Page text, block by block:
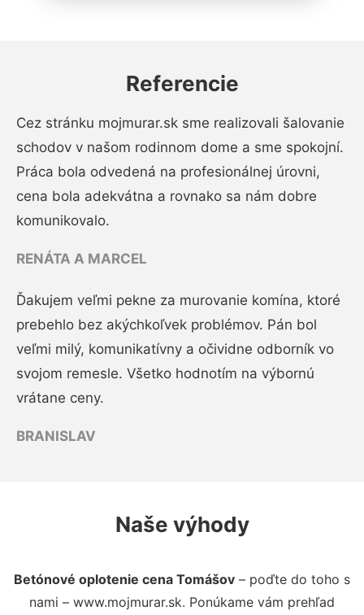
Referencie
Cez stránku mojmurar.sk sme realizovali šalovanie
schodov v našom rodinnom dome a sme spokojní.
Práca bola odvedená na profesionálnej úrovni,
cena bola adekvátna a rovnako sa nám dobre
komunikovalo.
RENÁTA A MARCEL
Ďakujem veľmi pekne za murovanie komína, ktoré
prebehlo bez akýchkoľvek problémov. Pán bol
veľmi milý, komunikatívny a očividne odborník vo
svojom remesle. Všetko hodnotím na výbornú
vrátane ceny.
BRANISLAV
Naše výhody
Betónové oplotenie cena Tomášov – poďte do toho s
nami – www.mojmurar.sk. Ponúkame vám prehľad